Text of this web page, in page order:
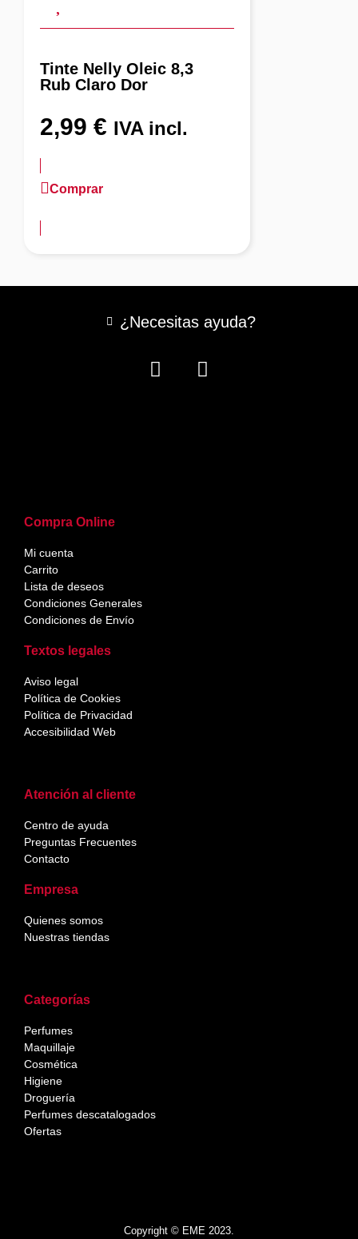
Tinte Nelly Oleic 8,3
Rub Claro Dor
2,99 € IVA incl.
Comprar
Copyright © EME 2023.
Categorías
Perfumes
Maquillaje
Cosmética
Higiene
Droguería
Perfumes descatalogados
Ofertas
Atención al cliente
Centro de ayuda
Preguntas Frecuentes
Contacto
Empresa
Quienes somos
Nuestras tiendas
Compra Online
Mi cuenta
Carrito
Lista de deseos
Condiciones Generales
Condiciones de Envío
Textos legales
Aviso legal
Política de Cookies
Política de Privacidad
Accesibilidad Web
¿Necesitas ayuda?